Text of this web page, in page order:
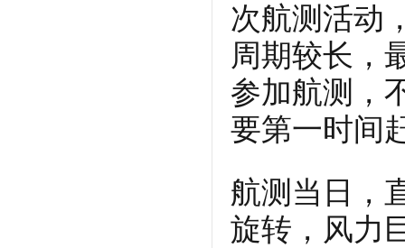
次航测活动
周期较长，
参加航测，
要第一时间
航测当日，
旋转，风力